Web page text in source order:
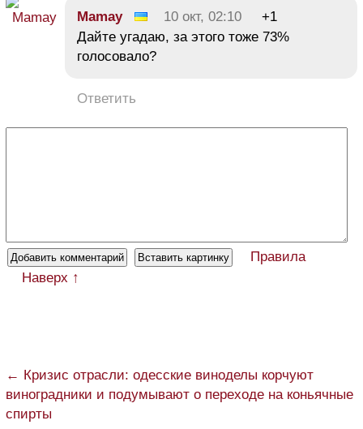
Mamay 10 окт, 02:10
+1
Дайте угадаю, за этого тоже 73%
голосовало?
Ответить
Правила
Наверх ↑
← Кризис отрасли: одесские виноделы корчуют
виноградники и подумывают о переходе на коньячные
спирты